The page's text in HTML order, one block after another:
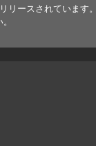
リースされています